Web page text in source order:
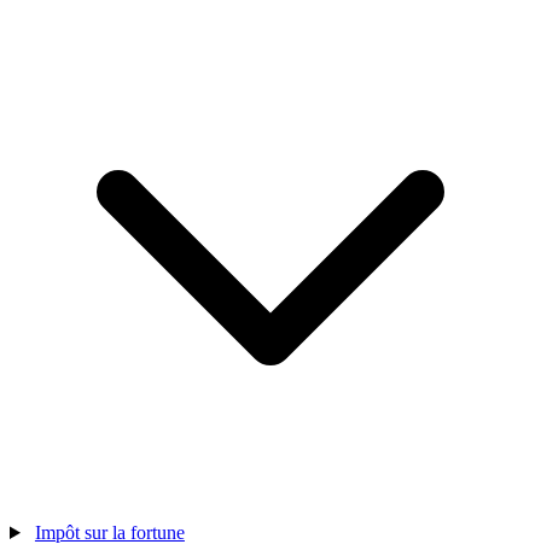
Impôt sur la fortune